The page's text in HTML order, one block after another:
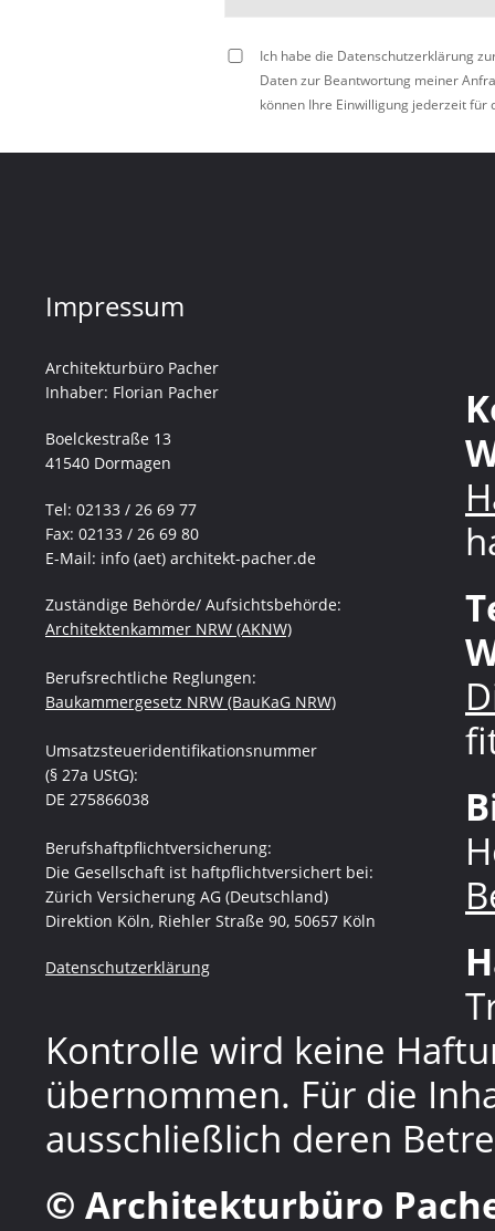
Ich habe die Datenschutzerklärung
Daten zur Beantwortung meiner
können Ihre Einwilligung jederzeit
Impressum
Architekturbüro Pacher
Inhaber: Florian Pacher
Boelckestraße 13
41540 Dormagen
Tel: 02133 / 26 69 77
Fax: 02133 / 26 69 80
E-Mail: info (aet) architekt-pacher.de
Zuständige Behörde/ Aufsichtsbehörde:
Architektenkammer NRW (AKNW)
Berufsrechtliche Reglungen:
Baukammergesetz NRW (BauKaG NRW)
Umsatzsteueridentifikationsnummer
(§ 27a UStG):
DE 275866038
Berufshaftpflichtversicherung:
Die Gesellschaft ist haftpflichtversichert bei:
Zürich Versicherung AG (Deutschland)
Direktion Köln, Riehler Straße 90, 50657 Köln
Datenschutzerklärung
Kontrolle wird keine
übernommen. Für die
ausschließlich deren
© Architekturbüro